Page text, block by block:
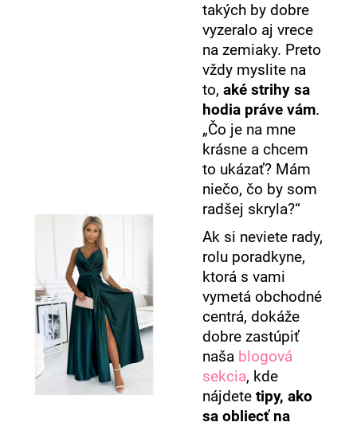
takých by dobre
vyzeralo aj vrece
na zemiaky. Preto
vždy myslite na
to, aké strihy sa
hodia práve vám.
„Čo je na mne
krásne a chcem
to ukázať? Mám
niečo, čo by som
radšej skryla?“
Ak si neviete rady,
rolu poradkyne,
ktorá s vami
vymetá obchodné
centrá, dokáže
dobre zastúpiť
naša blogová
sekcia, kde
nájdete tipy, ako
sa obliecť na